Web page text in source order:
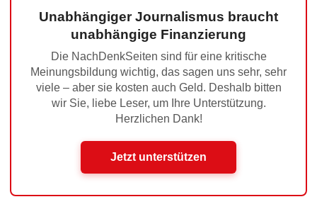
Unabhängiger Journalismus braucht
unabhängige Finanzierung
Die NachDenkSeiten sind für eine kritische
Meinungsbildung wichtig, das sagen uns sehr, sehr
viele – aber sie kosten auch Geld. Deshalb bitten
wir Sie, liebe Leser, um Ihre Unterstützung.
Herzlichen Dank!
Jetzt unterstützen